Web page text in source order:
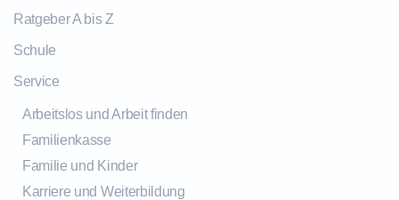
Ratgeber A bis Z
Schule
Service
Arbeitslos und Arbeit finden
Familienkasse
Familie und Kinder
Karriere und Weiterbildung